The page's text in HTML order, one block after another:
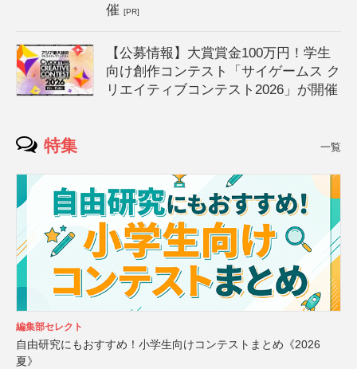
催[PR]
【公募情報】大賞賞金100万円！学生
向け創作コンテスト「サイゲームス ク
リエイティブコンテスト2026」が開催
特集 一覧
編集部セレクト
自由研究にもおすすめ！小学生向けコンテストまとめ《2026
夏》